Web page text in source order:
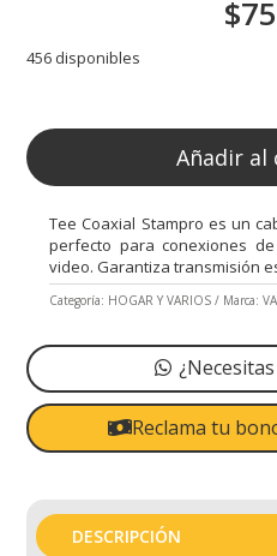
$
456 disponibles
Añadir al
Tee Coaxial Stampro es un
perfecto para conexiones
video. Garantiza transmisión
Categoría: HOGAR Y VARIOS Marca:
Reclama tu
DESCRIPCIÓN